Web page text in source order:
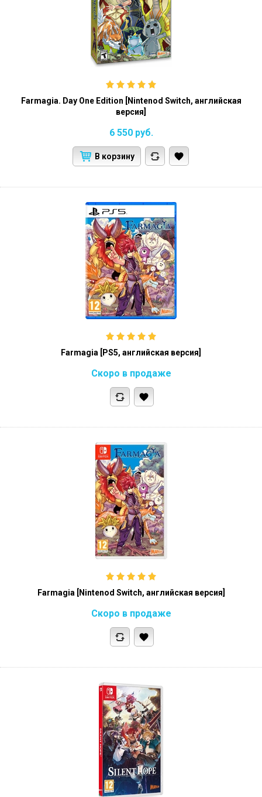
Farmagia. Day One Edition [Nintenod Switch, английская
версия]
6 550 руб.
В корзину
Farmagia [PS5, английская версия]
Скоро в продаже
Farmagia [Nintenod Switch, английская версия]
Скоро в продаже